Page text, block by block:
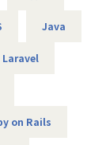
にマネジメ
ており、年
Java
Laravel
on Rails